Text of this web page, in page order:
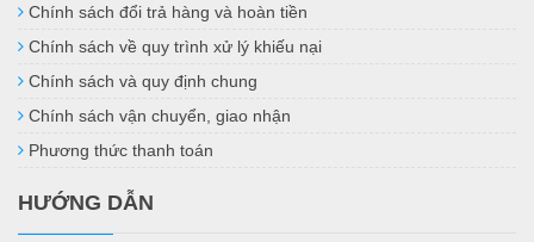
Chính sách đổi trả hàng và hoàn tiền
Chính sách về quy trình xử lý khiếu nại
Chính sách và quy định chung
Chính sách vận chuyển, giao nhận
Phương thức thanh toán
HƯỚNG DẪN